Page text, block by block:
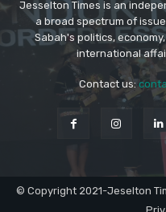
Jesselton Times is an
a broad spectrum of
Sabah's politics,
international
Contact us:
© Copyright 2021-Jeselton